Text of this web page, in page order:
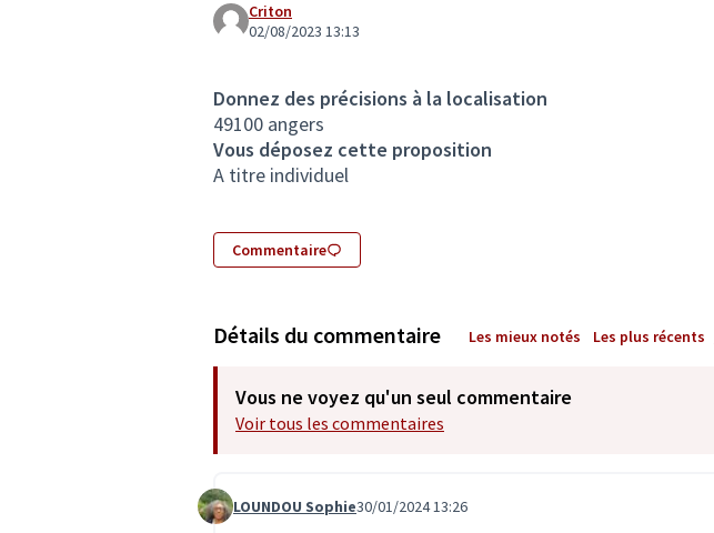
Criton
02/08/2023 13:13
Donnez des précisions à la localisation
49100 angers
Vous déposez cette proposition
A titre individuel
Commentaire
Détails du commentaire Les mieux notés Les plus récents
Vous ne voyez qu'un seul commentaire
Voir tous les commentaires
Commentaire 6822
LOUNDOU Sophie30/01/2024 13:26